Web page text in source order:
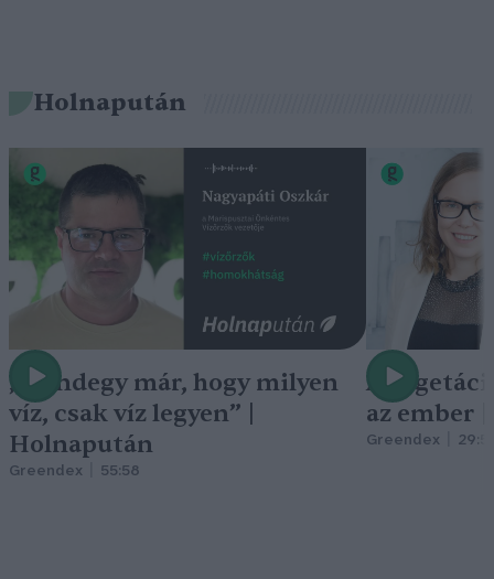
Holnapután
„Mindegy már, hogy milyen
víz, csak víz legyen” |
Holnapután
Greendex 55:58
A
az ember
Greendex